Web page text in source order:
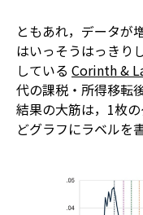
ともあれ，データが
はいっそうはっきり
している Corinth &
代の課税・所得移転
結果の大筋は，1枚
どグラフにラベルを